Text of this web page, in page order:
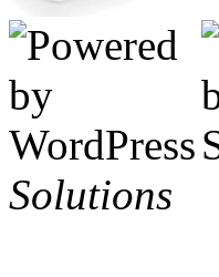
Solutions